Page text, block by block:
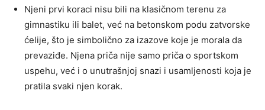
Njeni prvi koraci nisu bili na klasičnom terenu za
gimnastiku ili balet, već na betonskom podu zatvorske
ćelije, što je simbolično za izazove koje je morala da
prevaziđe. Njena priča nije samo priča o sportskom
uspehu, već i o unutrašnjoj snazi i usamljenosti koja je
pratila svaki njen korak.